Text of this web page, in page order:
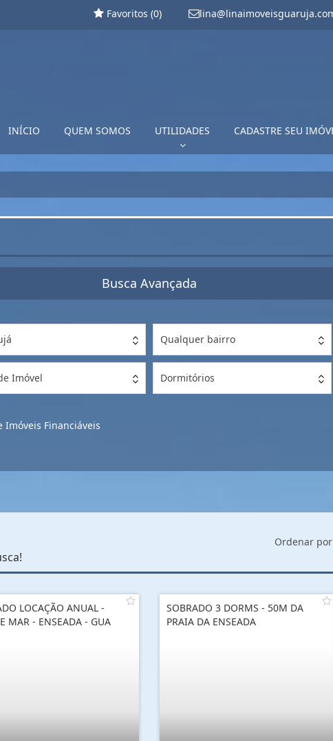
Favoritos (0)
INÍCIO QUEM SOMOS UTILIDADES CADASTRE SEU
Busca Avançada
Qualquer bairro
Imóvel Dormitórios
Imóveis Financiáveis
Ordenar
LOCAÇÃO ANUAL -
MAR - ENSEADA - GUA
SOBRADO 3 DORMS - 50M DA
PRAIA DA ENSEADA